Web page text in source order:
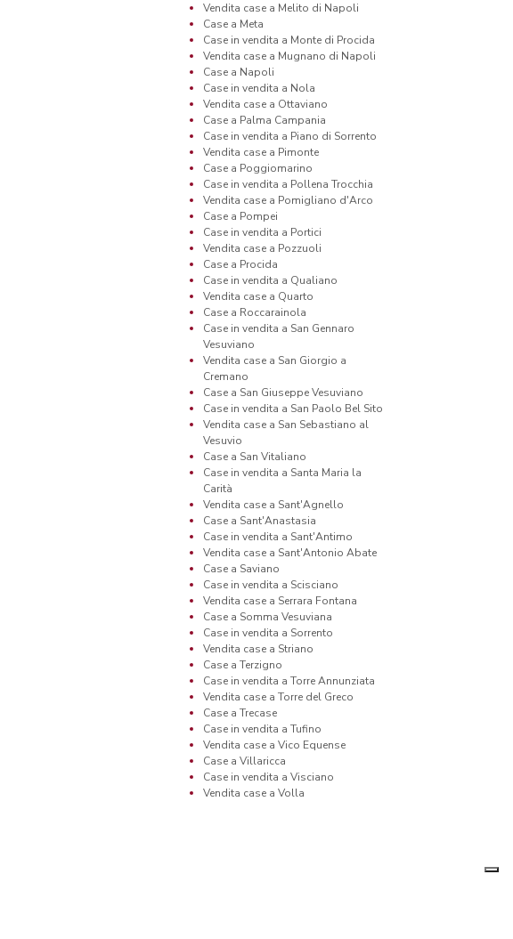
Vendita case a Melito di Napoli
Case a Meta
Case in vendita a Monte di Procida
Vendita case a Mugnano di Napoli
Case a Napoli
Case in vendita a Nola
Vendita case a Ottaviano
Case a Palma Campania
Case in vendita a Piano di Sorrento
Vendita case a Pimonte
Case a Poggiomarino
Case in vendita a Pollena Trocchia
Vendita case a Pomigliano d'Arco
Case a Pompei
Case in vendita a Portici
Vendita case a Pozzuoli
Case a Procida
Case in vendita a Qualiano
Vendita case a Quarto
Case a Roccarainola
Case in vendita a San Gennaro
Vesuviano
Vendita case a San Giorgio a
Cremano
Case a San Giuseppe Vesuviano
Case in vendita a San Paolo Bel Sito
Vendita case a San Sebastiano al
Vesuvio
Case a San Vitaliano
Case in vendita a Santa Maria la
Carità
Vendita case a Sant'Agnello
Case a Sant'Anastasia
Case in vendita a Sant'Antimo
Vendita case a Sant'Antonio Abate
Case a Saviano
Case in vendita a Scisciano
Vendita case a Serrara Fontana
Case a Somma Vesuviana
Case in vendita a Sorrento
Vendita case a Striano
Case a Terzigno
Case in vendita a Torre Annunziata
Vendita case a Torre del Greco
Case a Trecase
Case in vendita a Tufino
Vendita case a Vico Equense
Case a Villaricca
Case in vendita a Visciano
Vendita case a Volla